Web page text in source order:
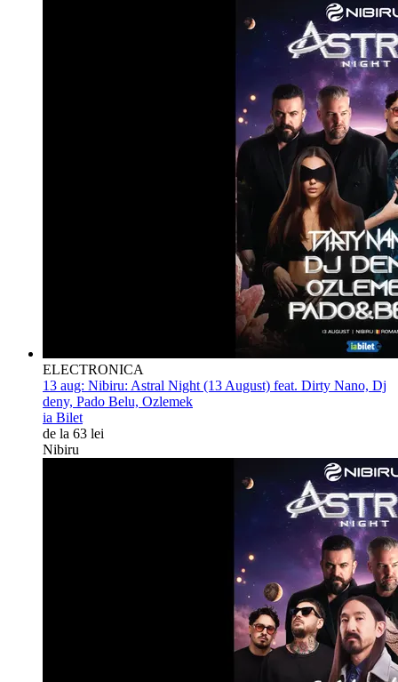
ELECTRONICA
13 aug: Nibiru: Astral Night (13 August) feat. Dirty Nano, Dj
deny, Pado Belu, Ozlemek
ia Bilet
de la 63 lei
Nibiru